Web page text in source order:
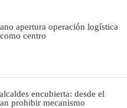
apertura operación logística
centro
encubierta: desde el
prohibir mecanismo